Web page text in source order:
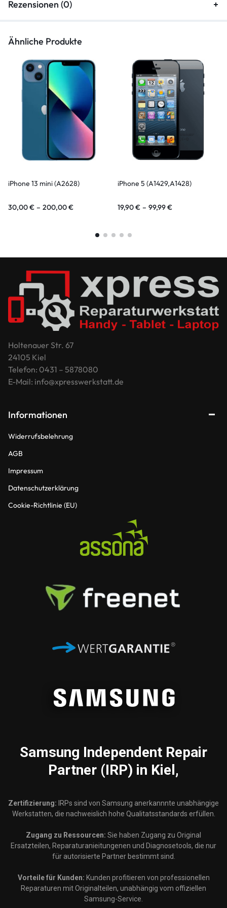
Rezensionen (0)
Ähnliche Produkte
iPhone 13 mini (A2628)
30,00€ – 200,00€
iPhone 5 (A1429,A1428)
19,90€ – 99,99€
Holtenauer Str. 67
24105 Kiel
Telefon: 0431 – 5878080
E-Mail: info@xpresswerkstatt.de
Informationen
Widerrufsbelehrung
AGB
Impressum
Datenschutzerklärung
Cookie-Richtlinie (EU)
Samsung Independent Repair
Partner (IRP) in Kiel,
Zertifizierung: IRPs sind von Samsung anerkannnte unabhängige
Werkstatten, die nachweislich hohe Qualitatsstandards erfüllen.
Zugang zu Ressourcen: Sie haben Zugang zu Original
Ersatzteilen, Reparaturanieitungenen und Diagnosetools, die nur
für autorisierte Partner bestimmt sind.
Vorteile für Kunden: Kunden profitieren von professionellen
Reparaturen mit Originalteilen, unabhängig vom offiziellen
Samsung-Service.